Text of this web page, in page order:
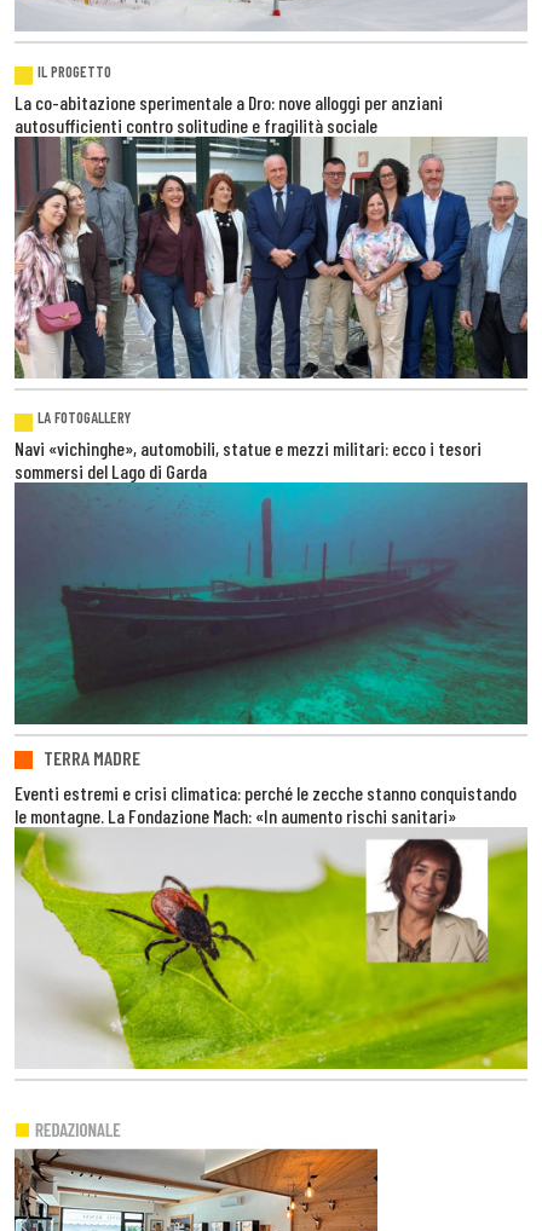
IL PROGETTO
La co-abitazione sperimentale a Dro: nove alloggi per anziani
autosufficienti contro solitudine e fragilità sociale
LA FOTOGALLERY
Navi «vichinghe», automobili, statue e mezzi militari: ecco i tesori
sommersi del Lago di Garda
TERRA MADRE
Eventi estremi e crisi climatica: perché le zecche stanno conquistando
le montagne. La Fondazione Mach: «In aumento rischi sanitari»